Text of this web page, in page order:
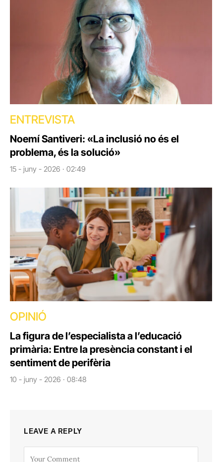
ENTREVISTA
Noemí Santiveri: «La inclusió no és el
problema, és la solució»
15 - juny - 2026 · 02:49
OPINIÓ
La figura de l’especialista a l’educació
primària: Entre la presència constant i el
sentiment de perifèria
10 - juny - 2026 · 08:48
LEAVE A REPLY